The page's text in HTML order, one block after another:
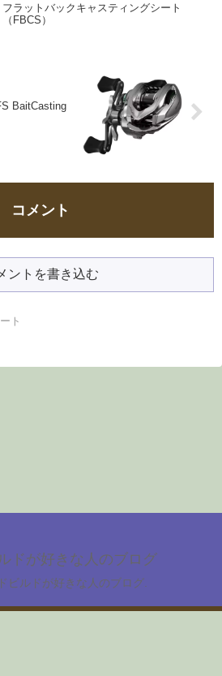
フラットバックキャスティングシート
（FBCS）
BaitCasting
コメント
ントを書き込む
ト
ドが好きな人のブログ
ビルドが好きな人のブログ.